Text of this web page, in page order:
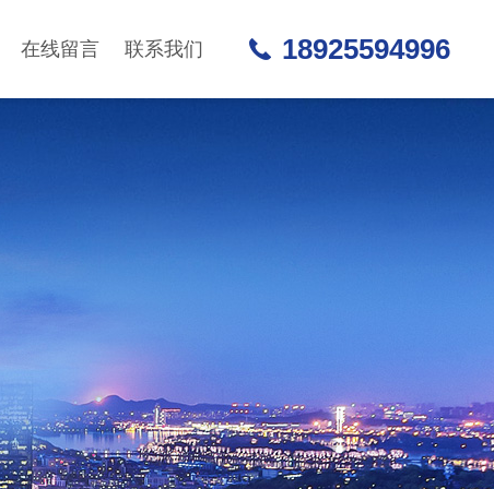
在线留言 联系我们 18925594996